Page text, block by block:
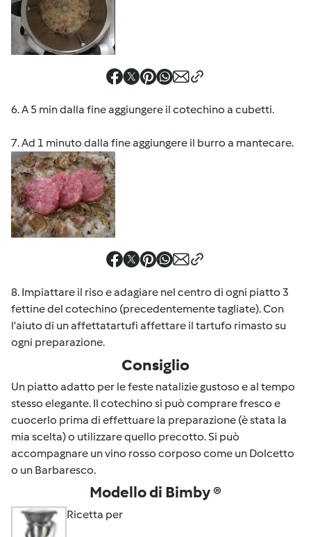
6. A 5 min dalla fine aggiungere il cotechino a cubetti.
7. Ad 1 minuto dalla fine aggiungere il burro a mantecare.
8. Impiattare il riso e adagiare nel centro di ogni piatto 3
fettine del cotechino (precedentemente tagliate). Con
l'aiuto di un affettatartufi affettare il tartufo rimasto su
ogni preparazione.
Consiglio
Un piatto adatto per le feste natalizie gustoso e al tempo
stesso elegante. Il cotechino si può comprare fresco e
cuocerlo prima di effettuare la preparazione (è stata la
mia scelta) o utilizzare quello precotto. Si può
accompagnare un vino rosso corposo come un Dolcetto
o un Barbaresco.
Modello di Bimby ®
Ricetta per